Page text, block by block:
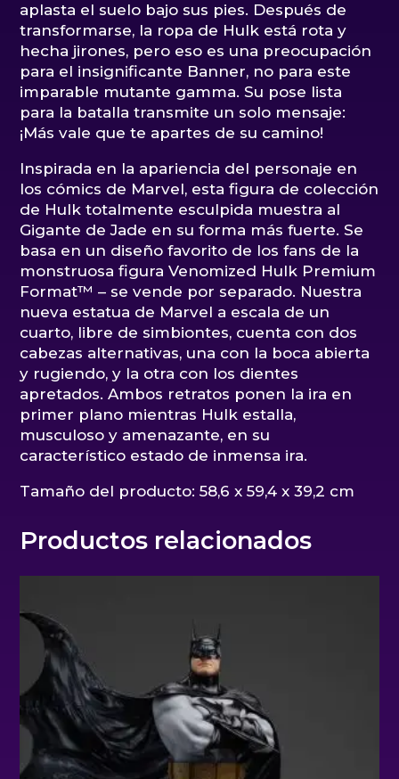
aplasta el suelo bajo sus pies. Después de
transformarse, la ropa de Hulk está rota y
hecha jirones, pero eso es una preocupación
para el insignificante Banner, no para este
imparable mutante gamma. Su pose lista
para la batalla transmite un solo mensaje:
¡Más vale que te apartes de su camino!
Inspirada en la apariencia del personaje en
los cómics de Marvel, esta figura de colección
de Hulk totalmente esculpida muestra al
Gigante de Jade en su forma más fuerte. Se
basa en un diseño favorito de los fans de la
monstruosa figura Venomized Hulk Premium
Format™ – se vende por separado. Nuestra
nueva estatua de Marvel a escala de un
cuarto, libre de simbiontes, cuenta con dos
cabezas alternativas, una con la boca abierta
y rugiendo, y la otra con los dientes
apretados. Ambos retratos ponen la ira en
primer plano mientras Hulk estalla,
musculoso y amenazante, en su
característico estado de inmensa ira.
Tamaño del producto: 58,6 x 59,4 x 39,2 cm
Productos relacionados